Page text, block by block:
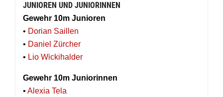
JUNIOREN UND JUNIORINNEN
Gewehr 10m Junioren
• Dorian Saillen
• Daniel Zürcher
• Lio Wickihalder
Gewehr 10m Juniorinnen
• Alexia Tela